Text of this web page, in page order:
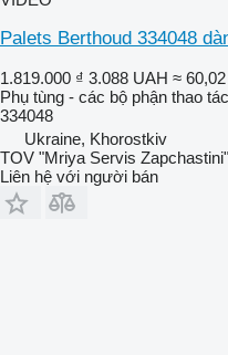
Palets Berthoud 334048
1.819.000 ₫ 3.088 UAH ≈
Phụ tùng - các bộ phận thao
334048
Ukraine, Khorostkiv
TOV "Mriya Servis Zapchastini"
Liên hệ với người bán